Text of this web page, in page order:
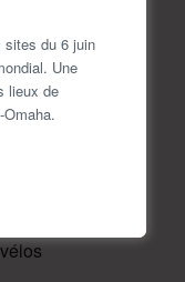
: visites en
à 14h30.
sur RDV,
sites du 6 juin
Une
lieux de